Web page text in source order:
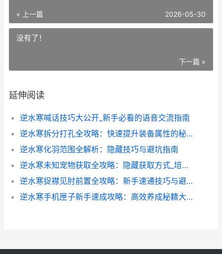
« 上一篇 2026-05-30
没有了！
下一篇 »
延伸阅读
逆水寒喊话技巧大公开_新手必看的语音交流指南
逆水寒拆分打孔全攻略：快速提升装备属性的秘密技巧
逆水寒化羽范围全解析：隐藏技巧与避坑指南
逆水寒未知宠物获取全攻略：隐藏获取方式_培养心得分享
逆水寒捉襟见肘前置全攻略：新手速通技巧与避坑指南
逆水寒手机匣子新手速成攻略：高效养成秘籍大公开